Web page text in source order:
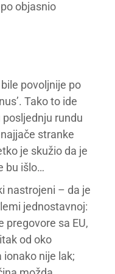
objasnio
povoljnije po
Tako to ide
posljednju rundu
stranke
je skužio da je
bu išlo…
nastrojeni – da je
jednostavnoj:
pregovore sa EU,
od oko
nije lak;